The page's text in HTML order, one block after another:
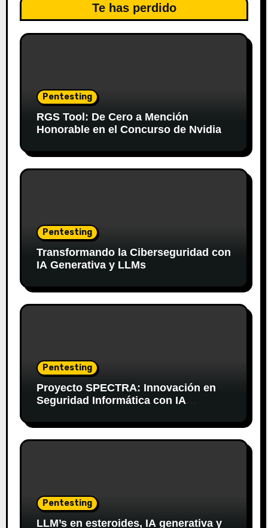
Te has perdido
Pentesting
RGS Tool: De Cero a Mención
Honorable en el Concurso de Nvidia
Pentesting
Transformando la Ciberseguridad con
IA Generativa y LLMs
Pentesting
Proyecto SPECTRA: Innovación en
Seguridad Informática con IA
Pentesting
LLM’s en esteroides, IA generativa y